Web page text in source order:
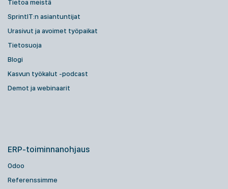
Tietoa meistä
SprintIT:n asiantuntijat
Urasivut ja avoimet työpaikat
Tietosuoja
Blogi
Kasvun työkalut -podcast
Demot ja webinaarit
ERP-toiminnanohjaus
Odoo
Referenssimme